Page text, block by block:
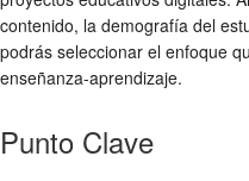
contenido, la demografía del
podrás seleccionar el enfoque
enseñanza-aprendizaje.
Punto Clave